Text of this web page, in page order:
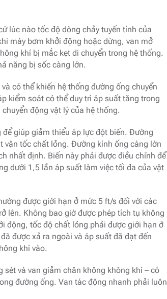
lúc nào tốc độ dòng chảy tuyến tính của
máy bơm khởi động hoặc dừng, van mở
khí bị mắc kẹt di chuyển trong hệ thống.
năng bị sốc càng lớn.
có thể khiến hệ thống đường ống chuyển
kiểm soát có thể duy trì áp suất tăng trong
động vật lý của hệ thống.
giúp giảm thiểu áp lực đột biến. Đường
vận tốc chất lỏng. Đường kính ống càng lớn
nhất định. Biến này phải được điều chỉnh để
dưới 1,5 lần áp suất làm việc tối đa của vật
được giới hạn ở mức 5 ft/s đối với các
lên. Không bao giờ được phép tích tụ không
động, tốc độ chất lỏng phải được giới hạn ở
được xả ra ngoài và áp suất đã đạt đến
khí vào.
và van giảm chân không không khí – có
đường ống. Van tác động nhanh phải luôn